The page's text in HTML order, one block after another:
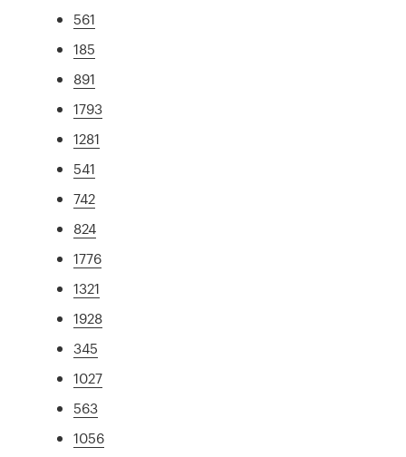
561
185
891
1793
1281
541
742
824
1776
1321
1928
345
1027
563
1056